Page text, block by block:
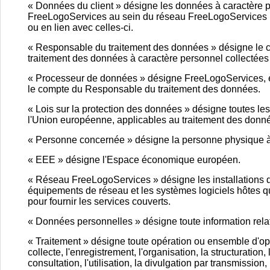
« Données du client » désigne les données à caractère
FreeLogoServices au sein du réseau
ou en lien avec celles-ci.
« Responsable du traitement des données » désigne le
traitement des données à caractère personnel
« Processeur de données » désigne
le compte du Responsable du traitement des données.
« Lois sur la protection des données » désigne toutes
l'Union européenne, applicables au traitement des
« Personne concernée » désigne la personne
« EEE » désigne l'Espace économique européen.
« Réseau FreeLogoServices » désigne les installations
équipements de réseau et les systèmes logiciels hôtes
pour fournir les services couverts.
« Données personnelles » désigne toute information
« Traitement » désigne toute opération ou ensemble
collecte, l'enregistrement, l'organisation, la
consultation, l'utilisation, la divulgation par